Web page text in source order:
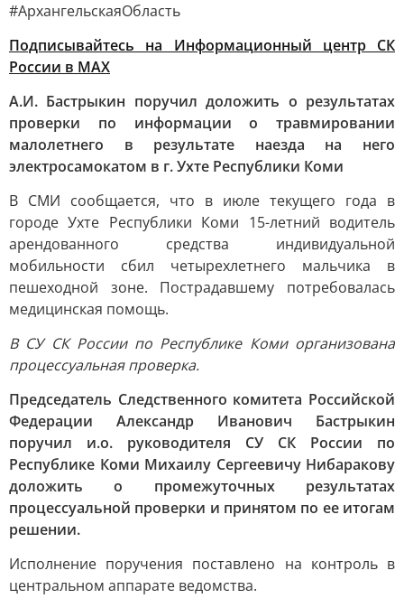
#АрхангельскаяОбласть
Подписывайтесь на Информационный центр СК
России в MAХ
А.И. Бастрыкин поручил доложить о результатах
проверки по информации о травмировании
малолетнего в результате наезда на него
электросамокатом в г. Ухте Республики Коми
В СМИ сообщается, что в июле текущего года в
городе Ухте Республики Коми 15-летний водитель
арендованного средства индивидуальной
мобильности сбил четырехлетнего мальчика в
пешеходной зоне. Пострадавшему потребовалась
медицинская помощь.
В СУ СК России по Республике Коми организована
процессуальная проверка.
Председатель Следственного комитета Российской
Федерации Александр Иванович Бастрыкин
поручил и.о. руководителя СУ СК России по
Республике Коми Михаилу Сергеевичу Нибаракову
доложить о промежуточных результатах
процессуальной проверки и принятом по ее итогам
решении.
Исполнение поручения поставлено на контроль в
центральном аппарате ведомства.